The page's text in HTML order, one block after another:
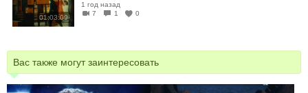
01:03:09
1 год назад
7
1 0
Вас также могут заинтересовать